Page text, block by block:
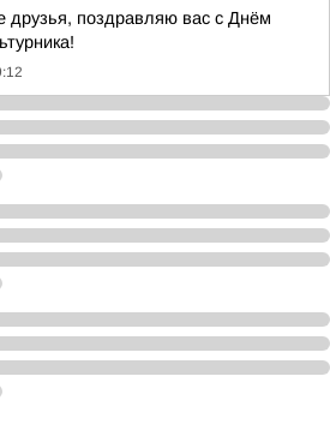
друзья, поздравляю вас с Днём